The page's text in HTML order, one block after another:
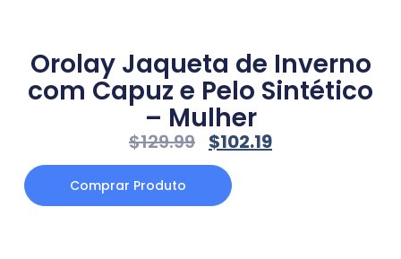
Orolay Jaqueta de Inverno
com Capuz e Pelo Sintético
– Mulher
$129.99 $102.19
Comprar Produto